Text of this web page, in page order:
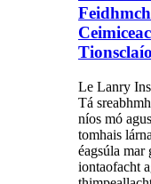
Le Lanry
Tá
níos mó
tomhais
éagsúla mar
iontaofacht